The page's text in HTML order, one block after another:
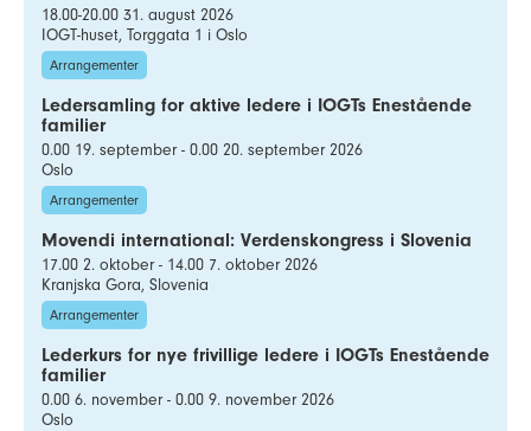
18.00-20.00 31. august 2026
IOGT-huset, Torggata 1 i Oslo
Arrangementer
Ledersamling for aktive ledere i IOGTs Enestående
familier
0.00 19. september - 0.00 20. september 2026
Oslo
Arrangementer
Movendi international: Verdenskongress i Slovenia
17.00 2. oktober - 14.00 7. oktober 2026
Kranjska Gora, Slovenia
Arrangementer
Lederkurs for nye frivillige ledere i IOGTs Enestående
familier
0.00 6. november - 0.00 9. november 2026
Oslo